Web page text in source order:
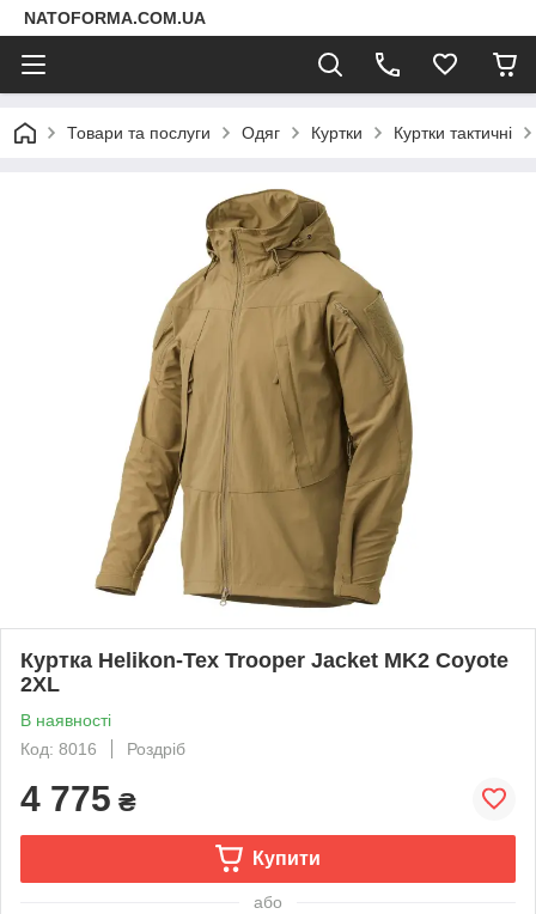
NATOFORMA.COM.UA
Товари та послуги Одяг Куртки Куртки тактичні
Куртка Helikon-Tex Trooper Jacket MK2 Coyote
2XL
В наявності
Код: 8016
Роздріб
4 775 ₴
Купити
або